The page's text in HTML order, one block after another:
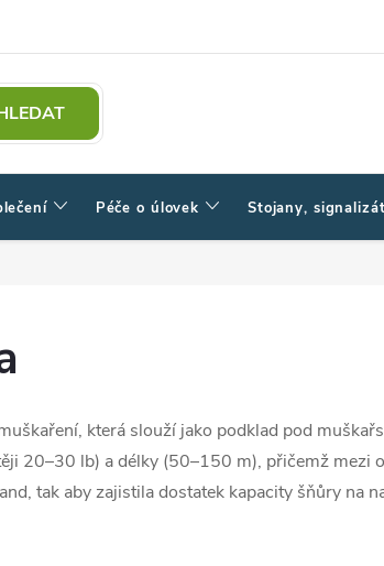
Péče o úlovek Stojany,
která slouží jako podklad pod
20–30 lb) a délky (50–150 m), přičemž mezi
tak aby zajistila dostatek kapacity šňůry na